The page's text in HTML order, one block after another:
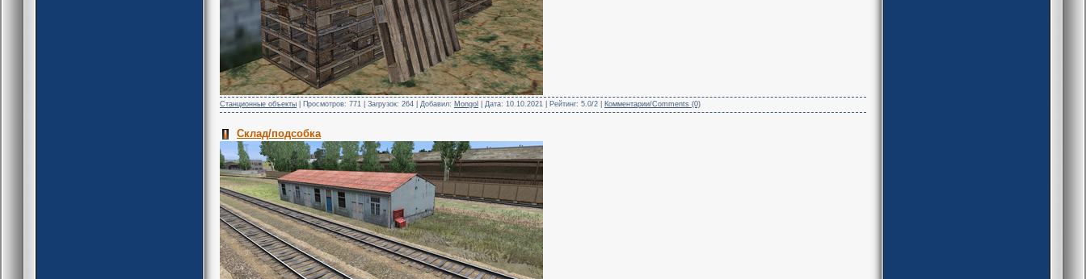
Станционные объекты | Просмотров: 771 | Загрузок: 264 | Добавил: Mongol | Дата: 10.10.2021 | Рейтинг: 5.0/2 | Комментарии/Comments (0)
Склад/подсобка